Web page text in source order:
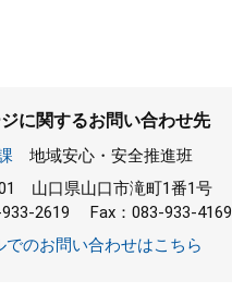
に関するお問い合わせ先
地域安心・安全推進班
山口県山口市滝町1番1号
2619
Fax：083-933-4169
でのお問い合わせはこちら